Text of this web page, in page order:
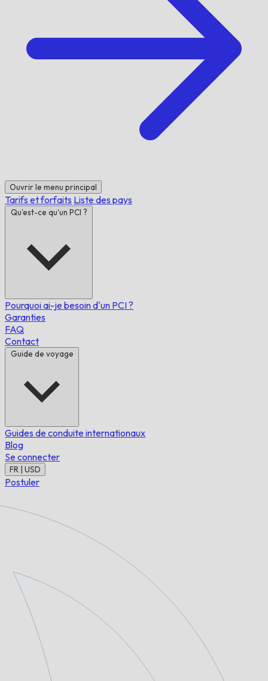
Ouvrir le menu principal
Tarifs et forfaits Liste des pays
Qu'est-ce qu'un PCI ?
Pourquoi ai-je besoin d'un PCI ?
Garanties
FAQ
Contact
Guide de voyage
Guides de conduite internationaux
Blog
Se connecter
FR | USD
Postuler